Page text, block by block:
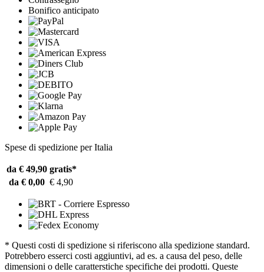
Bonifico anticipato
Spese di spedizione per Italia
da € 49,90 gratis*
da € 0,00 € 4,90
* Questi costi di spedizione si riferiscono alla spedizione standard.
Potrebbero esserci costi aggiuntivi, ad es. a causa del peso, delle
dimensioni o delle caratterstiche specifiche dei prodotti. Queste